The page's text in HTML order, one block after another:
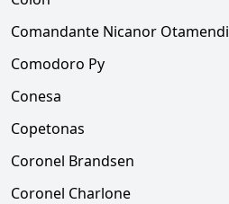
Comandante Nicanor Otamendi
Comodoro Py
Conesa
Copetonas
Coronel Brandsen
Coronel Charlone